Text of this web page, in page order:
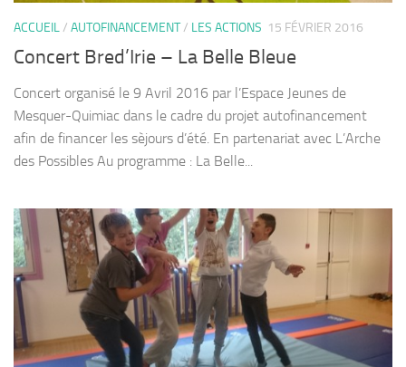
ACCUEIL/ AUTOFINANCEMENT/ LES ACTIONS 15 FÉVRIER 2016
Concert Bred’Irie – La Belle Bleue
Concert organisé le 9 Avril 2016 par l’Espace Jeunes de
Mesquer-Quimiac dans le cadre du projet autofinancement
afin de financer les sèjours d’été. En partenariat avec L’Arche
des Possibles Au programme : La Belle...